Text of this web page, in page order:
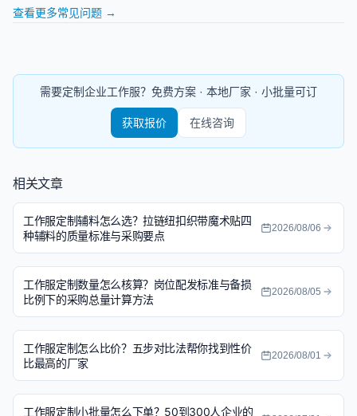
查看更多常见问题 →
需要定制企业工作服？免费方案 · 本地厂家 · 小批量可订
获取报价 在线咨询
相关文章
工作服定制辅料怎么选？拉链纽扣织带魔术贴四
种辅料的质量标准与采购要点
2026/08/06
工作服定制数量怎么核算？岗位配发标准与备损
比例下的采购总量计算方法
2026/08/05
工作服定制怎么比价？五步对比法帮你找到性价
比最高的厂家
2026/08/01
工作服定制小批量怎么下单？50到300人企业的